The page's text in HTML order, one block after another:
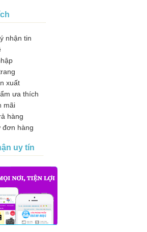
nhận tin
xuất
ưa thích
mãi
hàng
đơn hàng
uy tín